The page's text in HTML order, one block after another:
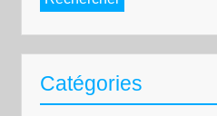
Catégories